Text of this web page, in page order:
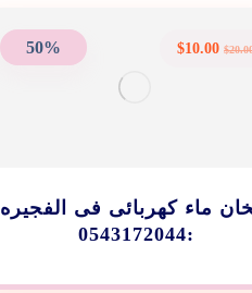
50%
ماء كهربائى فى الفجيره
:0543172044
$
$10.00